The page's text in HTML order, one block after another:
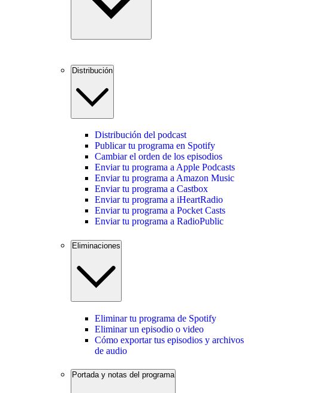
Distribución
Distribución del podcast
Publicar tu programa en Spotify
Cambiar el orden de los episodios
Enviar tu programa a Apple Podcasts
Enviar tu programa a Amazon Music
Enviar tu programa a Castbox
Enviar tu programa a iHeartRadio
Enviar tu programa a Pocket Casts
Enviar tu programa a RadioPublic
Eliminaciones
Eliminar tu programa de Spotify
Eliminar un episodio o video
Cómo exportar tus episodios y archivos
de audio
Portada y notas del programa